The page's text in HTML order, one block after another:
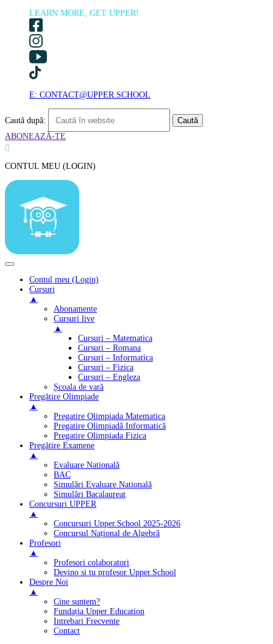
LEARN MORE, GET UPPER!
E: CONTACT@UPPER.SCHOOL
Caută după:
ABONEAZĂ-TE

CONTUL MEU (LOGIN)
Contul meu (Login)
Cursuri
▲
Abonamente
Cursuri live
▲
Cursuri – Matematica
Cursuri – Romana
Cursuri – Informatica
Cursuri – Fizica
Cursuri – Engleza
Școala de vară
Pregătire Olimpiade
▲
Pregatire Olimpiada Matematica
Pregatire Olimpiadă Informatică
Pregatire Olimpiada Fizica
Pregătire Examene
▲
Evaluare Natională
BAC
Simulări Evaluare Natională
Simulări Bacalaureat
Concursuri UPPER
▲
Concursuri Upper.School 2025-2026
Concursul Național de Algebră
Profesori
▲
Profesori colaboratori
Devino si tu profesor Upper.School
Despre Noi
▲
Cine suntem?
Fundația Upper Education
Intrebari Frecvente
Contact